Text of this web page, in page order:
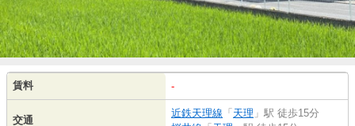
賃料 -
交通
近鉄天理線 「 天理 」駅 徒歩15分